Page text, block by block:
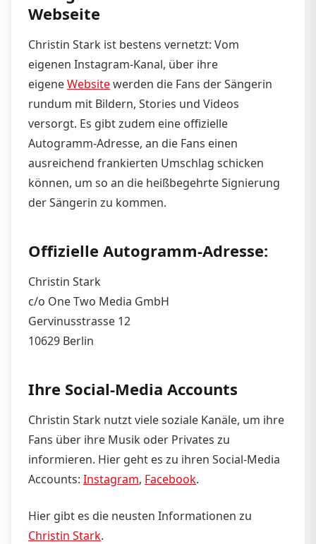
Webseite
Christin Stark ist bestens vernetzt: Vom
eigenen Instagram-Kanal, über ihre
eigeneWebsitewerden die Fans der Sängerin
rundum mit Bildern, Stories und Videos
versorgt. Es gibt zudem eine offizielle
Autogramm-Adresse, an die Fans einen
ausreichend frankierten Umschlag schicken
können, um so an die heißbegehrte Signierung
der Sängerin zu kommen.
Offizielle Autogramm-Adresse:
Christin Stark
c/o One Two Media GmbH
Gervinusstrasse 12
10629 Berlin
Ihre Social-Media Accounts
Christin Stark nutzt viele soziale Kanäle, um ihre
Fans über ihre Musik oder Privates zu
informieren. Hier geht es zu ihren Social-Media
Accounts: Instagram, Facebook.
Hier gibt es die neusten Informationen zu
Christin Stark.